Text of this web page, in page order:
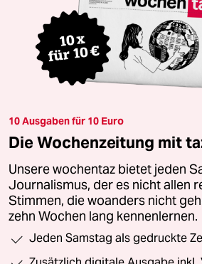
10 Ausgaben für 10 Euro
Die Wochenzeitung mit
Unsere wochentaz bietet jeden
Journalismus, der es nicht allen
Stimmen, die woanders nicht
zehn Wochen lang kennenlernen.
Jeden Samstag als gedruckte